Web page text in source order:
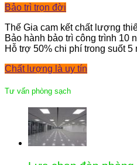
Bảo trì trọn đời
Thế Gia cam kết chất lượng
Bảo hành bảo trì công trình 10
Hỗ trợ 50% chi phí trong suốt
Chất lượng là uy tín
Tư vấn phòng sạch